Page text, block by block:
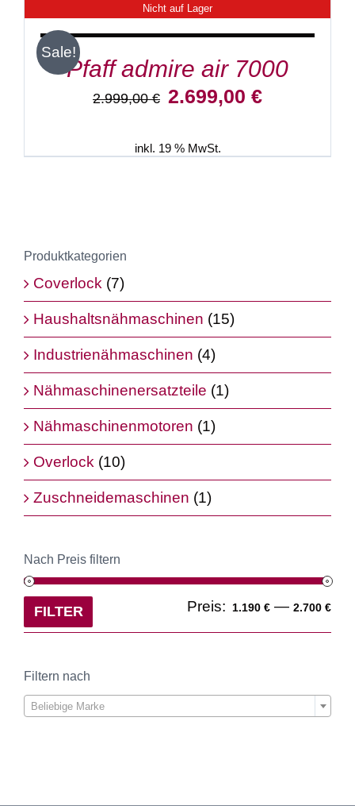
Nicht auf Lager
Sale!
DETAILS
Pfaff admire air 7000
2.999,00€ Ursprünglicher
2.999,00 €
2.699,00 €Aktueller
inkl. 19 % MwSt.
Produktkategorien
Coverlock (7)
Haushaltsnähmaschinen (15)
Industrienähmaschinen (4)
Nähmaschinenersatzteile (1)
Nähmaschinenmotoren (1)
Overlock (10)
Zuschneidemaschinen (1)
Nach Preis filtern
FILTER Preis: 1.190 € — 2.700 €
Filtern nach
Beliebige Marke